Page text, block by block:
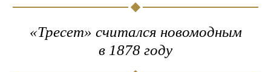
«Тресет» считался новомодным
в 1878 году